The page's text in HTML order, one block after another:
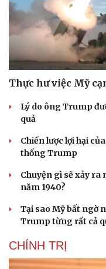
Thực hư việc Mỹ
Lý do ông Trump
quả
Chiến lược lợi hại
thống Trump
Chuyện gì sẽ xảy
năm 1940?
Tại sao Mỹ bất ngờ
Trump từng rất cả
CHÍNH TRỊ